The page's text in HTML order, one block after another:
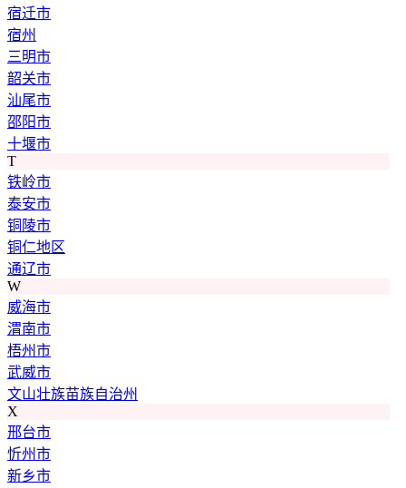
宿迁市
宿州
三明市
韶关市
汕尾市
邵阳市
十堰市
T
铁岭市
泰安市
铜陵市
铜仁地区
通辽市
W
威海市
渭南市
梧州市
武威市
文山壮族苗族自治州
X
邢台市
忻州市
新乡市